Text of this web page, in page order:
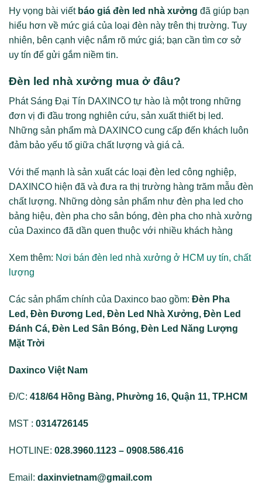
Hy vọng bài viết báo giá đèn led nhà xưởng đã giúp bạn
hiểu hơn về mức giá của loại đèn này trên thị trường. Tuy
nhiên, bên cạnh việc nắm rõ mức giá; bạn cần tìm cơ sở
uy tín để gửi gắm niềm tin.
Đèn led nhà xưởng mua ở đâu?
Phát Sáng Đại Tín DAXINCO tự hào là một trong những
đơn vị đi đầu trong nghiên cứu, sản xuất thiết bị led.
Những sản phẩm mà DAXINCO cung cấp đến khách luôn
đảm bảo yếu tố giữa chất lượng và giá cả.
Với thế mạnh là sản xuất các loại đèn led công nghiệp,
DAXINCO hiện đã và đưa ra thị trường hàng trăm mẫu đèn
chất lượng. Những dòng sản phẩm như đèn pha led cho
bảng hiệu, đèn pha cho sân bóng, đèn pha cho nhà xưởng
của Daxinco đã dần quen thuộc với nhiều khách hàng
Xem thêm: Nơi bán đèn led nhà xưởng ở HCM uy tín, chất
lượng
Các sản phẩm chính của Daxinco bao gồm: Đèn Pha
Led, Đèn Đương Led, Đèn Led Nhà Xưởng, Đèn Led
Đánh Cá, Đèn Led Sân Bóng, Đèn Led Năng Lượng
Mặt Trời
Daxinco Việt Nam
Đ/C: 418/64 Hồng Bàng, Phường 16, Quận 11, TP.HCM
MST : 0314726145
HOTLINE: 028.3960.1123 – 0908.586.416
Email: daxinvietnam@gmail.com